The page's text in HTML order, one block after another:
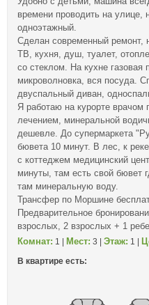
времени проводить на улице,
одноэтажный.
Сделан современный ремонт,
ТВ, кухня, душ, туалет,
со стеклом. На кухне газовая
микроволновка, вся посуда.
двуспальный диван,
Я работаю на курорте врачом
лечением, минеральной
дешевле. До супермаркета
бювета 10 минут. В лес, к
с коттеджем медицинский
минуты, там есть свой бювет
там минеральную воду.
Трансфер по Моршине
Предварительное
взрослых, 2 взрослых + 1
Комнат: 1 | Мест: 3 | Этаж: 1 |
В квартире есть: